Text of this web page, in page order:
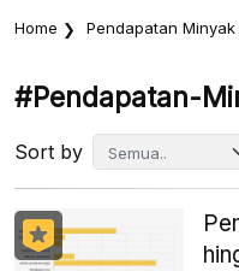
Home Pendapatan Minyak
#pendapatan-
Sort by